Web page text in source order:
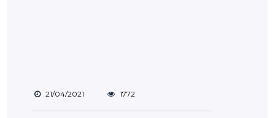
21/04/2021 1772